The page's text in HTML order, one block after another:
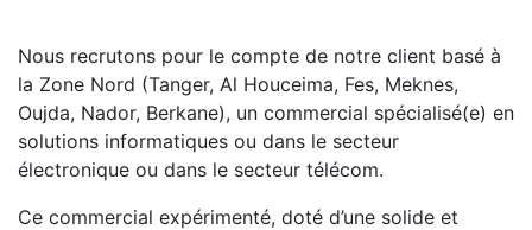
Nous recrutons pour le compte de notre client basé à
la Zone Nord (Tanger, Al Houceima, Fes, Meknes,
Oujda, Nador, Berkane), un commercial spécialisé(e) en
solutions informatiques ou dans le secteur
électronique ou dans le secteur télécom.
Ce commercial expérimenté, doté d’une solide et